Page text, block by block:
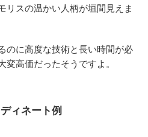
リスの温かい人柄が垣間見えま
のに高度な技術と長い時間が必
高価だったそうですよ。
ィネート例